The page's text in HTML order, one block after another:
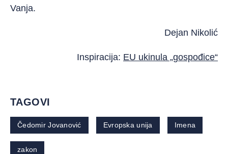
Vanja.
Dejan Nikolić
Inspiracija: EU ukinula „gospođice“
TAGOVI
Čedomir Jovanović Evropska unija Imena
zakon